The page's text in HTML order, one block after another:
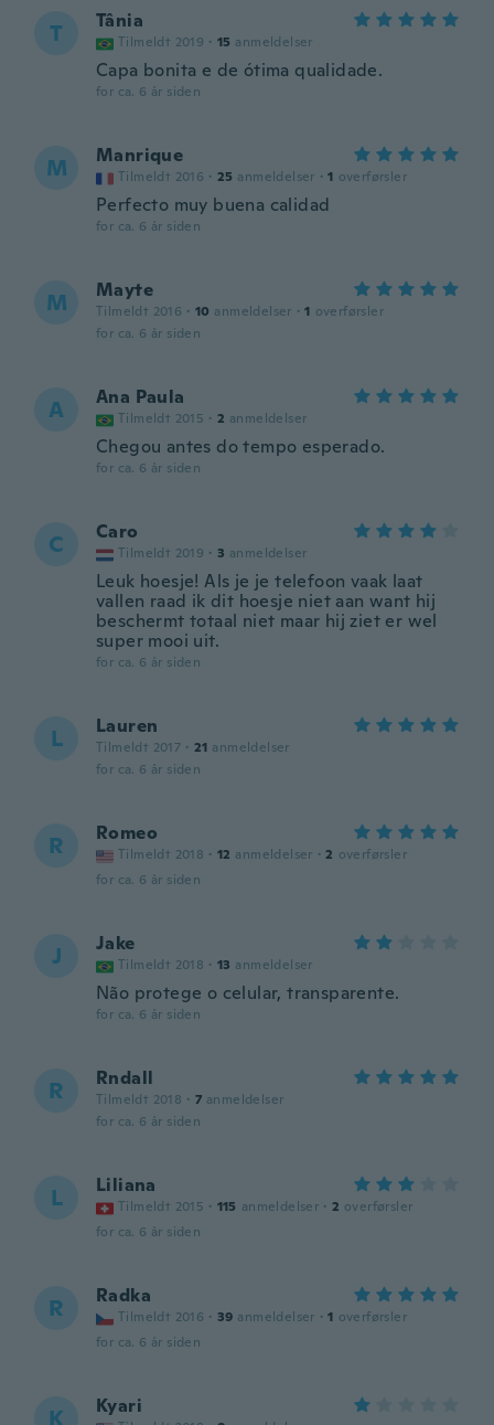
T Tânia
Tilmeldt 2019 · 15 anmeldelser
Capa bonita e de ótima qualidade.
for ca. 6 år siden
M Manrique
Tilmeldt 2016 · 25 anmeldelser · 1 overførsler
Perfecto muy buena calidad
for ca. 6 år siden
M Mayte
Tilmeldt 2016 · 10 anmeldelser · 1 overførsler
for ca. 6 år siden
A Ana Paula
Tilmeldt 2015 · 2 anmeldelser
Chegou antes do tempo esperado.
for ca. 6 år siden
C Caro
Tilmeldt 2019 · 3 anmeldelser
Leuk hoesje! Als je je telefoon vaak laat
vallen raad ik dit hoesje niet aan want hij
beschermt totaal niet maar hij ziet er wel
super mooi uit.
for ca. 6 år siden
L Lauren
Tilmeldt 2017 · 21 anmeldelser
for ca. 6 år siden
R Romeo
Tilmeldt 2018 · 12 anmeldelser · 2 overførsler
for ca. 6 år siden
J Jake
Tilmeldt 2018 · 13 anmeldelser
Não protege o celular, transparente.
for ca. 6 år siden
R Rndall
Tilmeldt 2018 · 7 anmeldelser
for ca. 6 år siden
L Liliana
Tilmeldt 2015 · 115 anmeldelser · 2 overførsler
for ca. 6 år siden
R Radka
Tilmeldt 2016 · 39 anmeldelser · 1 overførsler
for ca. 6 år siden
K Kyari